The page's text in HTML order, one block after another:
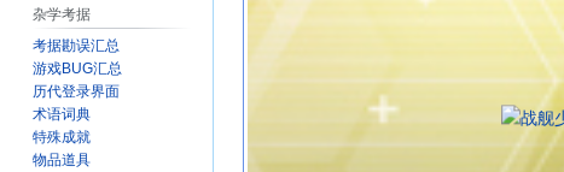
杂学考据
考据勘误汇总
游戏BUG汇总
历代登录界面
术语词典
特殊成就
物品道具